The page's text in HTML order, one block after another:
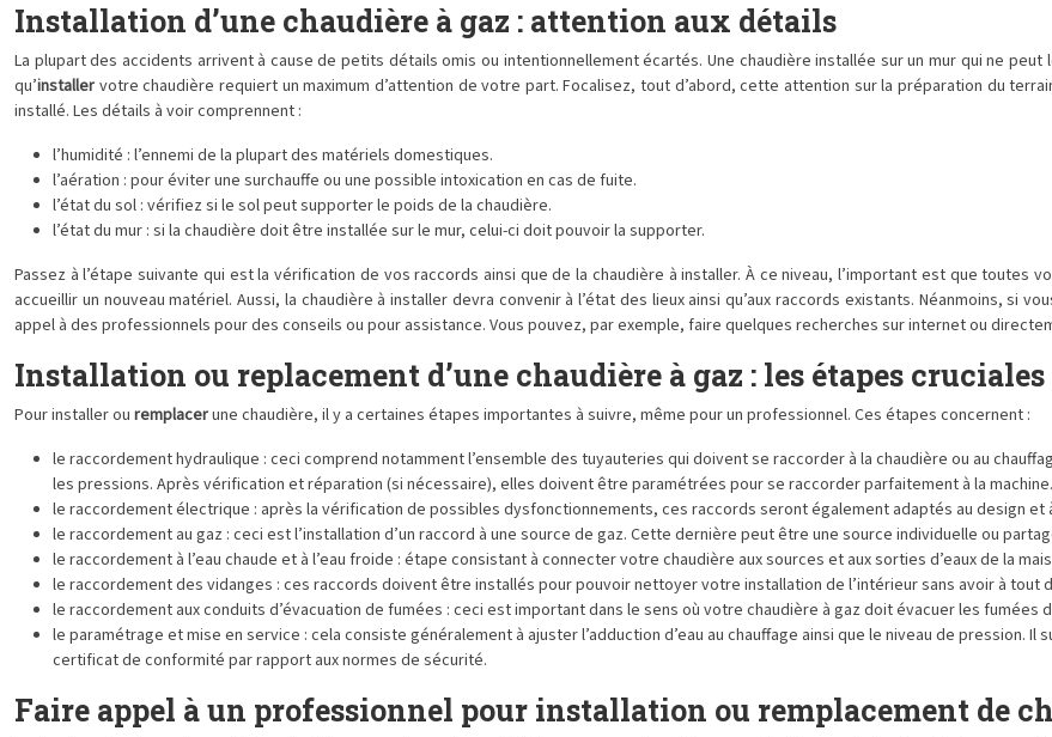
Installation d’une chaudière à gaz : attention aux détails
La plupart des accidents arrivent à cause de petits détails omis ou intentionnellement écartés. Une chaudière installée sur un mur qui ne
qu’installer votre chaudière requiert un maximum d’attention de votre part. Focalisez, tout d’abord, cette attention sur la préparation du
installé. Les détails à voir comprennent :
l’humidité : l’ennemi de la plupart des matériels domestiques.
l’aération : pour éviter une surchauffe ou une possible intoxication en cas de fuite.
l’état du sol : vérifiez si le sol peut supporter le poids de la chaudière.
l’état du mur : si la chaudière doit être installée sur le mur, celui-ci doit pouvoir la supporter.
Passez à l’étape suivante qui est la vérification de vos raccords ainsi que de la chaudière à installer. À ce niveau, l’important est que
accueillir un nouveau matériel. Aussi, la chaudière à installer devra convenir à l’état des lieux ainsi qu’aux raccords existants. Néanmoins,
appel à des professionnels pour des conseils ou pour assistance. Vous pouvez, par exemple, faire quelques recherches sur internet ou
Installation ou replacement d’une chaudière à gaz : les étapes cruciales
Pour installer ou remplacerune chaudière, il y a certaines étapes importantes à suivre, même pour un professionnel. Ces étapes concernent :
le raccordement hydraulique : ceci comprend notamment l’ensemble des tuyauteries qui doivent se raccorder à la chaudière ou au
les pressions. Après vérification et réparation (si nécessaire), elles doivent être paramétrées pour se raccorder parfaitement à la machine.
le raccordement électrique : après la vérification de possibles dysfonctionnements, ces raccords seront également adaptés au design et
le raccordement au gaz : ceci est l’installation d’un raccord à une source de gaz. Cette dernière peut être une source individuelle ou
le raccordement à l’eau chaude et à l’eau froide : étape consistant à connecter votre chaudière aux sources et aux sorties d’eaux de la
le raccordement des vidanges : ces raccords doivent être installés pour pouvoir nettoyer votre installation de l’intérieur sans avoir à tout
le raccordement aux conduits d’évacuation de fumées : ceci est important dans le sens où votre chaudière à gaz doit évacuer les fumées
le paramétrage et mise en service : cela consiste généralement à ajuster l’adduction d’eau au chauffage ainsi que le niveau de pression.
certificat de conformité par rapport aux normes de sécurité.
Faire appel à un professionnel pour installation ou remplacement de